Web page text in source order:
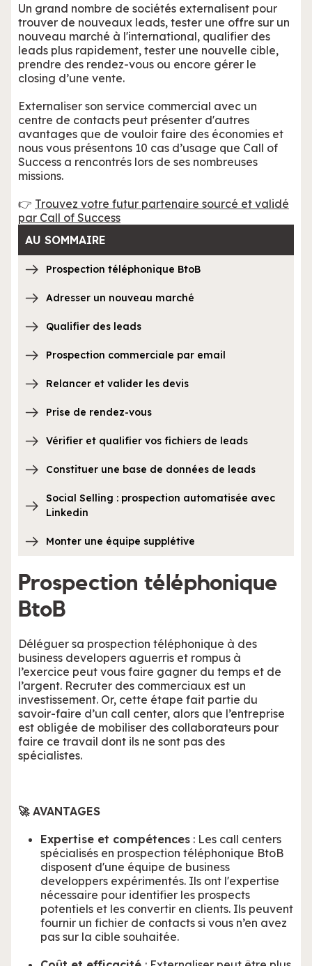
Un grand nombre de sociétés externalisent pour
trouver de nouveaux leads, tester une offre sur un
nouveau marché à l'international, qualifier des
leads plus rapidement, tester une nouvelle cible,
prendre des rendez-vous ou encore gérer le
closing d’une vente.
Externaliser son service commercial avec un
centre de contacts peut présenter d'autres
avantages que de vouloir faire des économies et
nous vous présentons 10 cas d’usage que Call of
Success a rencontrés lors de ses nombreuses
missions.
👉 Trouvez votre futur partenaire sourcé et validé
par Call of Success
AU SOMMAIRE
Prospection téléphonique BtoB
Adresser un nouveau marché
Qualifier des leads
Prospection commerciale par email
Relancer et valider les devis
Prise de rendez-vous
Vérifier et qualifier vos fichiers de leads
Constituer une base de données de leads
Social Selling : prospection automatisée avec
Linkedin
Monter une équipe supplétive
Prospection téléphonique
BtoB
Déléguer sa prospection téléphonique à des
business developers aguerris et rompus à
l’exercice peut vous faire gagner du temps et de
l’argent. Recruter des commerciaux est un
investissement. Or, cette étape fait partie du
savoir-faire d’un call center, alors que l’entreprise
est obligée de mobiliser des collaborateurs pour
faire ce travail dont ils ne sont pas des
spécialistes.
🚀 AVANTAGES
Expertise et compétences : Les call centers
spécialisés en prospection téléphonique BtoB
disposent d'une équipe de business
developpers expérimentés. Ils ont l'expertise
nécessaire pour identifier les prospects
potentiels et les convertir en clients. Ils peuvent
fournir un fichier de contacts si vous n’en avez
pas sur la cible souhaitée.